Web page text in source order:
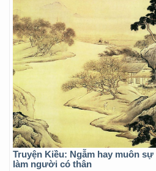
Truyện Kiều: Ngẫm hay muôn
làm người có thân